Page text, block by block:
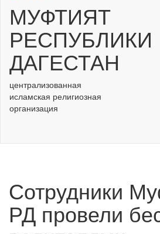
МУФТИЯТ
РЕСПУБЛИКИ
ДАГЕСТАН
централизованная
исламская религиозная
организация
Сотрудники
РД провели